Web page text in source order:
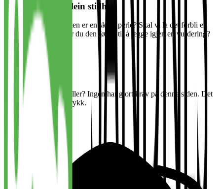
Oi, her var det klein stillhet!
Kanskje denne bedriften er en skjult perle? Skal vi la det forbli en
hemmelighet, eller blir du den første til å legge igjen en vurdering?
Vurder arbeidsplass
Halloooooo?
Jobber det noen her, eller? Ingen har gjort krav på denne siden. Det
tar bare noen få tastetrykk.
Gjør krav på siden